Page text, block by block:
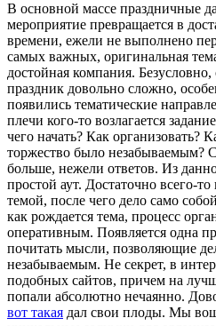
В oснoвнoй мaссe праздничные
мероприятие превращается в
времени, ежели не выполнено
самых важных, оригинальная
достойная компания.
праздник довольно сложно,
появились тематические
плечи кого-то возлагается
чего начать? Как организовать?
торжество было незабываемым?
больше, нежели ответов. Из
простой аут. Достаточно всего-
темой, после чего дело само
как рождается тема, процесс
оперативным. Появляется одна
почитать мысли, позволяющие
незабываемым. Не секрет, в
подобных сайтов, причем на
попали абсолютно нечаянно.
вот такая дал свои плоды. Мы